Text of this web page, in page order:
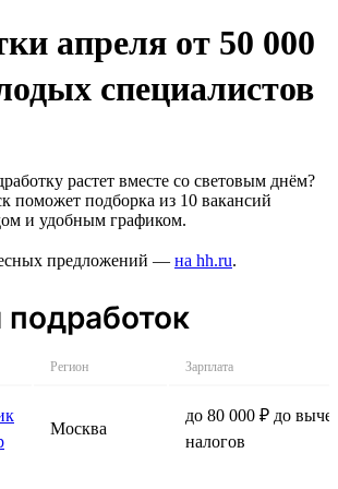
апреля от 50 000
специалистов
растет вместе со световым днём?
поможет подборка из 10 вакансий
и удобным графиком.
предложений — на hh.ru.
Регион Зарплата
Москва
до 80 000 ₽ до
налогов